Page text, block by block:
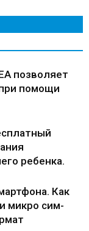
позволяет
помощи
ребенка.
Как
микро сим-